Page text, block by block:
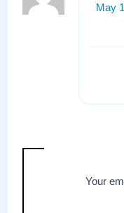
May
Your